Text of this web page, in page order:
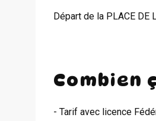
Départ de la PLACE DE
Combien
- Tarif avec licence